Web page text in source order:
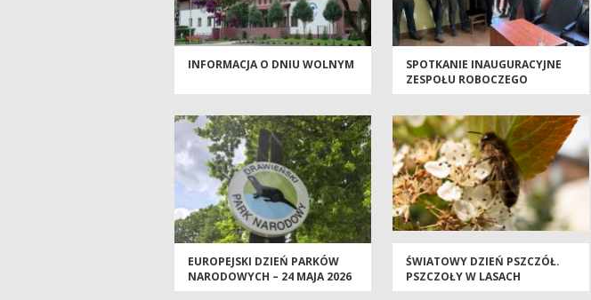
INFORMACJA O DNIU WOLNYM
SPOTKANIE INAUGURACYJNE
ZESPOŁU ROBOCZEGO
EUROPEJSKI DZIEŃ PARKÓW
NARODOWYCH – 24 MAJA 2026
ROKU
ŚWIATOWY DZIEŃ PSZCZÓŁ.
PSZCZOŁY W LASACH